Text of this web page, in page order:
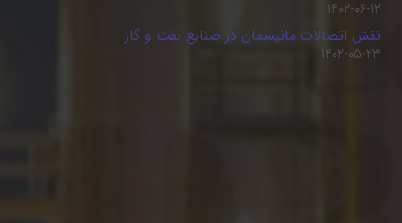
۱۴۰۲-۰۶-۱۲
نقش اتصالات مانیسمان در صنایع نفت و گاز
۱۴۰۲-۰۵-۲۳